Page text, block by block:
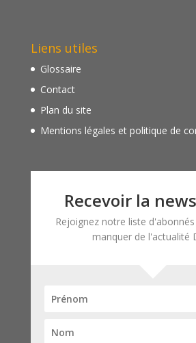
Liens utiles
Glossaire
Contact
Plan du site
Mentions légales et politique de
Recevoir la
Rejoignez notre liste
manquer de l'actualité